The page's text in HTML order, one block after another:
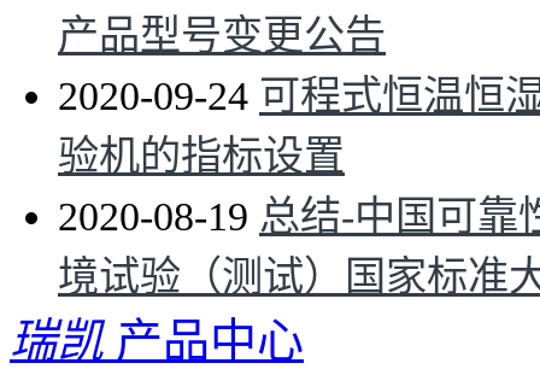
产品型号变更公告
2020-09-24 可程式恒温恒
验机的指标设置
2020-08-19 总结-中国可靠
境试验（测试）国家标准
瑞凯产品中心